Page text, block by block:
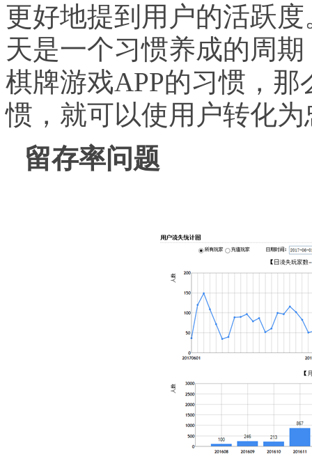
更好地提到用户的活跃
天是一个习惯养成的周
棋牌游戏APP的习惯，那
惯，就可以使用户转化
留存率问题